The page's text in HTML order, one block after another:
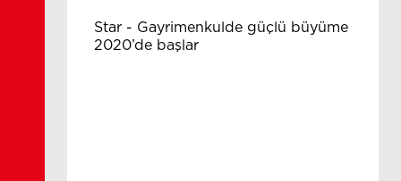
Star - Gayrimenkulde güçlü büyüme
2020’de başlar